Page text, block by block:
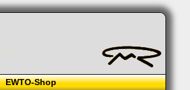
EWTO-Shop